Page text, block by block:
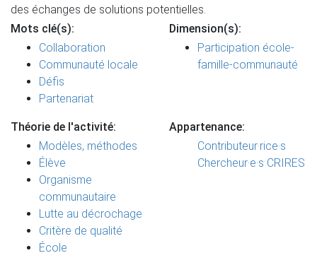
des échanges de solutions potentielles.
Mots clé(s):
Collaboration
Communauté locale
Défis
Partenariat
Dimension(s):
Participation école-
famille-communauté
Théorie de l'activité:
Modèles, méthodes
Élève
Organisme
communautaire
Lutte au décrochage
Critère de qualité
École
Appartenance:
Contributeur·rice·s
Chercheur·e·s CRIRES